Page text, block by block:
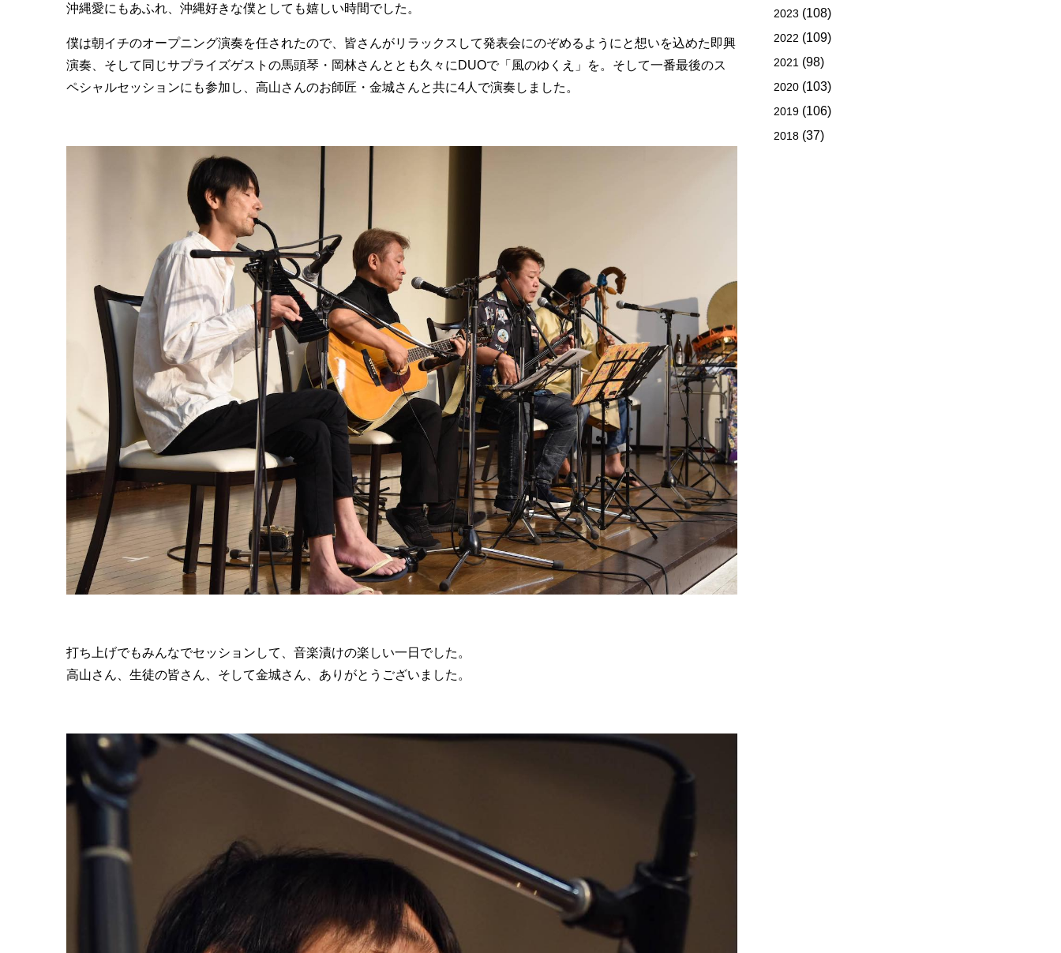
沖縄愛にもあふれ、沖縄好きな僕としても嬉しい時間でした。
僕は朝イチのオープニング演奏を任されたので、皆さんがリラックスして発表会にのぞめるようにと想いを込めた即興
演奏、そして同じサプライズゲストの馬頭琴・岡林さんととも久々にDUOで「風のゆくえ」を。そして一番最後のス
ペシャルセッションにも参加し、高山さんのお師匠・金城さんと共に4人で演奏しました。
打ち上げでもみんなでセッションして、音楽漬けの楽しい一日でした。
高山さん、生徒の皆さん、そして金城さん、ありがとうございました。
2023 (108)
2022 (109)
2021 (98)
2020 (103)
2019 (106)
2018 (37)